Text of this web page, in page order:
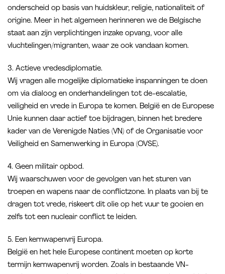
onderscheid op basis van huidskleur, religie, nationaliteit of
origine. Meer in het algemeen herinneren we de Belgische
staat aan zijn verplichtingen inzake opvang, voor alle
vluchtelingen/migranten, waar ze ook vandaan komen.
3. Actieve vredesdiplomatie.
Wij vragen alle mogelijke diplomatieke inspanningen te doen
om via dialoog en onderhandelingen tot de-escalatie,
veiligheid en vrede in Europa te komen. België en de Europese
Unie kunnen daar actief toe bijdragen, binnen het bredere
kader van de Verenigde Naties (VN) of de Organisatie voor
Veiligheid en Samenwerking in Europa (OVSE).
4. Geen militair opbod.
Wij waarschuwen voor de gevolgen van het sturen van
troepen en wapens naar de conflictzone. In plaats van bij te
dragen tot vrede, riskeert dit olie op het vuur te gooien en
zelfs tot een nucleair conflict te leiden.
5. Een kernwapenvrij Europa.
België en het hele Europese continent moeten op korte
termijn kernwapenvrij worden. Zoals in bestaande VN-